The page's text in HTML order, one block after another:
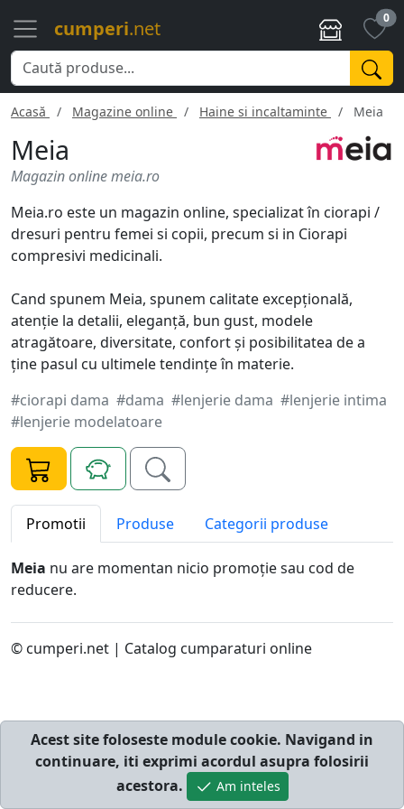
cumperi.net 0
Acasă Magazine online Haine si incaltaminte Meia
Meia
Magazin online meia.ro
Meia.ro este un magazin online, specializat în ciorapi /
dresuri pentru femei si copii, precum si in Ciorapi
compresivi medicinali.
Cand spunem Meia, spunem calitate excepțională,
atenție la detalii, eleganță, bun gust, modele
atragătoare, diversitate, confort și posibilitatea de a
ține pasul cu ultimele tendințe în materie.
#ciorapi dama #dama #lenjerie dama #lenjerie intima
#lenjerie modelatoare
Promotii Produse Categorii produse
Meia nu are momentan nicio promoţie sau cod de
reducere.
© cumperi.net | Catalog cumparaturi online
Acest site foloseste module cookie. Navigand in
continuare, iti exprimi acordul asupra folosirii
acestora.
Am inteles